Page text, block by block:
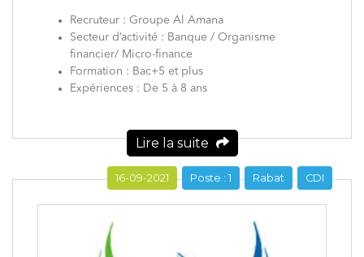
Recruteur : Groupe Al Amana
Secteur d’activité : Banque / Organisme
financier/ Micro-finance
Formation : Bac+5 et plus
Expériences : De 5 à 8 ans
Lire la suite
CDI
Rabat
Poste : 1
16-09-2021